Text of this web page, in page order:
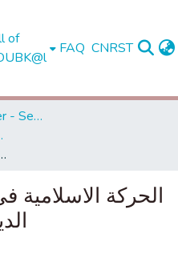
of
FAQ CNRST
Université Hassan 1er - Settat
- Settat
الحركة الاسلامية في
الحركة الاسلامية